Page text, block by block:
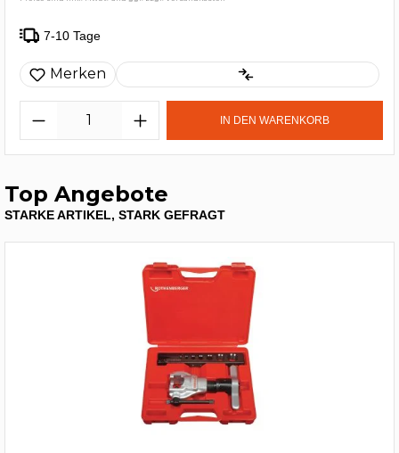
7-10 Tage
Merken
IN DEN WARENKORB
Top Angebote
STARKE ARTIKEL, STARK GEFRAGT